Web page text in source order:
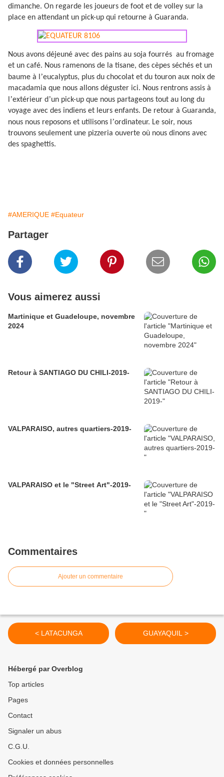
dimanche. On regarde les joueurs de foot et de volley sur la
place en attendant un pick-up qui retourne à Guaranda.
Nous avons déjeuné avec des pains au soja fourrés au fromage
et un café. Nous ramenons de la tisane, des cèpes séchés et un
baume à l’eucalyptus, plus du chocolat et du touron aux noix de
macadamia que nous allons déguster ici. Nous rentrons assis à
l’extérieur d’un pick-up que nous partageons tout au long du
voyage avec des indiens et leurs enfants. De retour à Guaranda,
nous nous reposons et utilisons l’ordinateur. Le soir, nous
trouvons seulement une pizzeria ouverte où nous dinons avec
des spaghettis.
#AMERIQUE #Equateur
Partager
Vous aimerez aussi
Martinique et Guadeloupe, novembre
2024
Retour à SANTIAGO DU CHILI-2019-
VALPARAISO, autres quartiers-2019-
VALPARAISO et le "Street Art"-2019-
Commentaires
Ajouter un commentaire
< LATACUNGA GUAYAQUIL >
Hébergé par Overblog
Top articles
Pages
Contact
Signaler un abus
C.G.U.
Cookies et données personnelles